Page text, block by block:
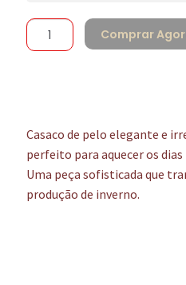
Comprar
Casaco de pelo elegante e
perfeito para aquecer os
Uma peça sofisticada que
produção de inverno.